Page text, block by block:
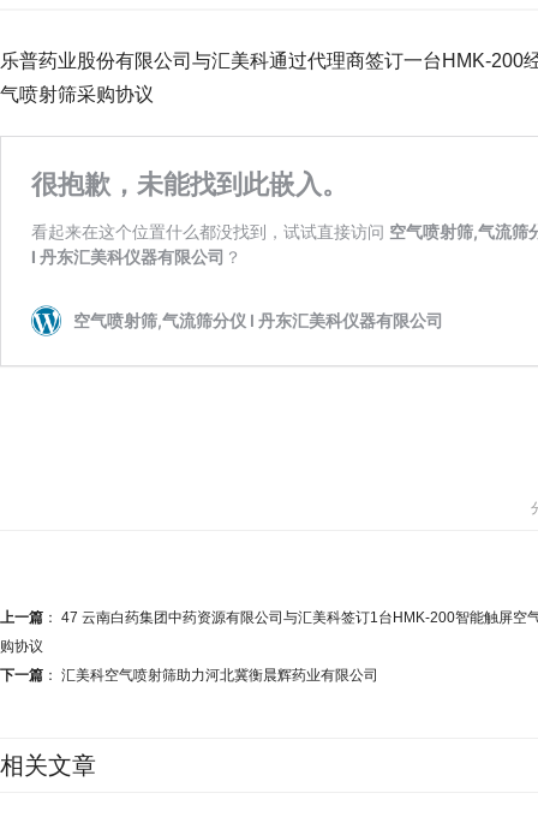
乐普药业股份有限公司与汇美科通过代理商签订一台HMK-200
气喷射筛采购协议
上一篇 ： 47 云南白药集团中药资源有限公司与汇美科签订1台HMK-200智能触屏空
购协议
下一篇 ： 汇美科空气喷射筛助力河北冀衡晨辉药业有限公司
相关文章